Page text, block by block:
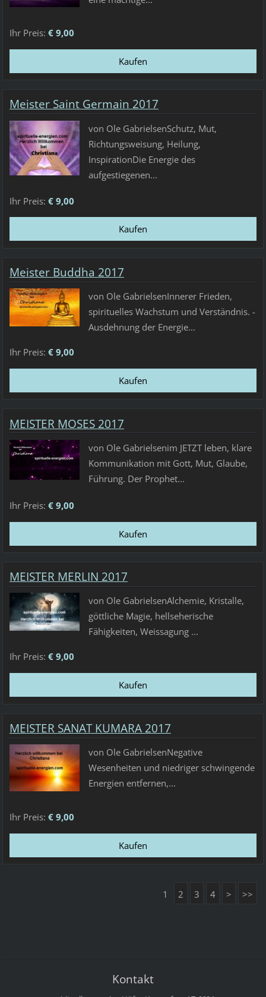
Ihr Preis: € 9,00
Meister Saint Germain 2017
von Ole GabrielsenSchutz, Mut,
Richtungsweisung, Heilung,
InspirationDie Energie des
aufgestiegenen...
Ihr Preis: € 9,00
Meister Buddha 2017
von Ole GabrielsenInnerer Frieden,
spirituelles Wachstum und Verständnis. -
Ausdehnung der Energie...
Ihr Preis: € 9,00
MEISTER MOSES 2017
von Ole Gabrielsenim JETZT leben, klare
Kommunikation mit Gott, Mut, Glaube,
Führung. Der Prophet...
Ihr Preis: € 9,00
MEISTER MERLIN 2017
von Ole GabrielsenAlchemie, Kristalle,
göttliche Magie, hellseherische
Fähigkeiten, Weissagung ...
Ihr Preis: € 9,00
MEISTER SANAT KUMARA 2017
von Ole GabrielsenNegative
Wesenheiten und niedriger schwingende
Energien entfernen,...
Ihr Preis: € 9,00
1 2 3 4 > >>
Kontakt